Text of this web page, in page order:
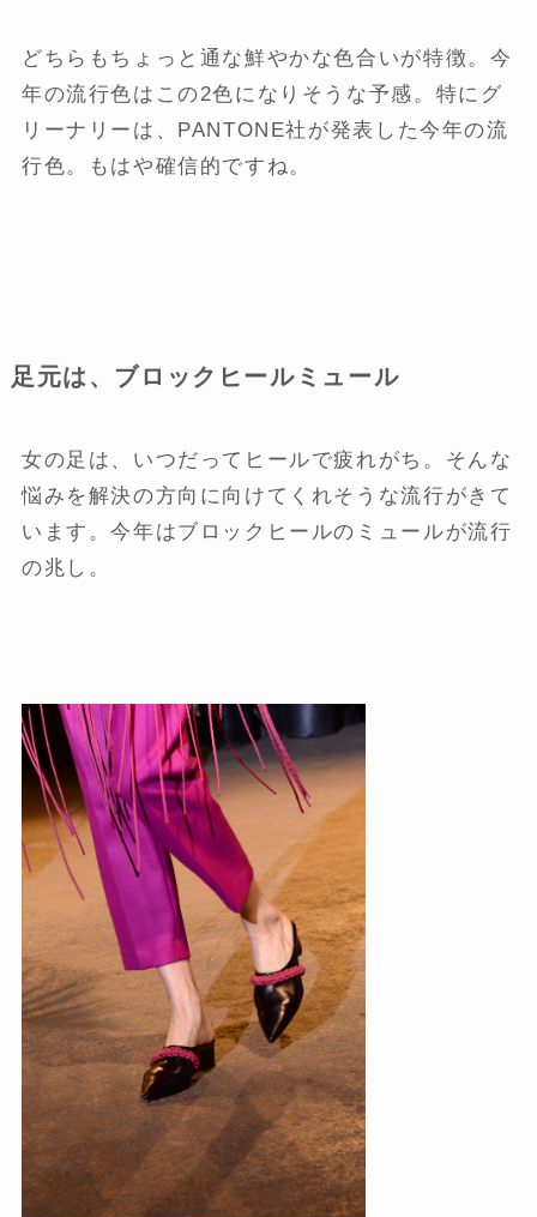
どちらもちょっと通な鮮やかな色合いが特徴。今
年の流行色はこの2色になりそうな予感。特にグ
リーナリーは、PANTONE社が発表した今年の流
行色。もはや確信的ですね。
足元は、ブロックヒールミュール
女の足は、いつだってヒールで疲れがち。そんな
悩みを解決の方向に向けてくれそうな流行がきて
います。今年はブロックヒールのミュールが流行
の兆し。